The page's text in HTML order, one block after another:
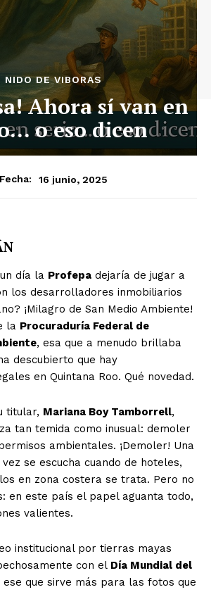
NIDO DE VIBORAS
Ahora sí van en
o eso dicen
Fecha: 16 junio, 2025
día la Profepa dejaría de jugar a
los desarrolladores inmobiliarios
¡Milagro de San Medio Ambiente!
la Procuraduría Federal de
, esa que a menudo brillaba
descubierto que hay
en Quintana Roo. Qué novedad.
titular, Mariana Boy Tamborrell,
tan temida como inusual: demoler
ambientales. ¡Demoler! Una
se escucha cuando de hoteles,
en zona costera se trata. Pero no
en este país el papel aguanta todo,
valientes.
institucional por tierras mayas
con el Día Mundial del
ese que sirve más para las fotos que